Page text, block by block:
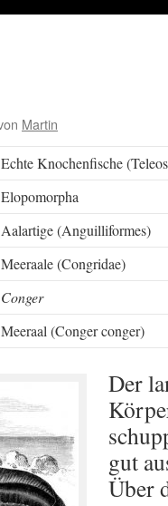
Martin
Echte Knochenfische
Elopomorpha
Aalartige (Anguilliformes)
Meeraale (Congridae)
Conger
Meeraal (Conger conger)
Der
gut
Über